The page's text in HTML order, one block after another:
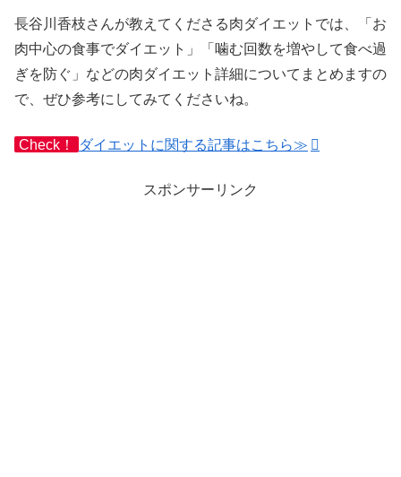
長谷川香枝さんが教えてくださる肉ダイエットでは、「お
肉中心の食事でダイエット」「噛む回数を増やして食べ過
ぎを防ぐ」などの肉ダイエット詳細についてまとめますの
で、ぜひ参考にしてみてくださいね。
Check！ ダイエットに関する記事はこちら≫
スポンサーリンク